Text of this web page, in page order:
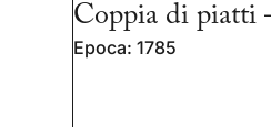
Coppia di piatti
Epoca: 1785